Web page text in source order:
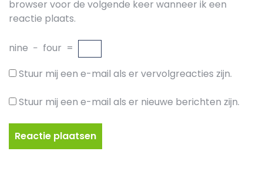
browser voor de volgende keer wanneer ik een
reactie plaats.
nine − four =
Stuur mij een e-mail als er vervolgreacties zijn.
Stuur mij een e-mail als er nieuwe berichten zijn.